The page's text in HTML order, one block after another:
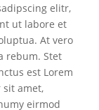
elitr,
ut labore et
At vero
rebum. Stet
est Lorem
amet,
eirmod